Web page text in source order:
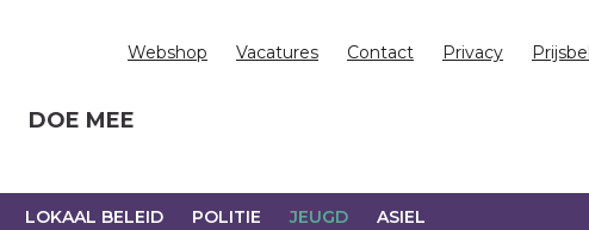
Webshop Vacatures Contact Privacy
DOE MEE
LOKAAL BELEID POLITIE JEUGD ASIEL